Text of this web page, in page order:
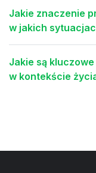
Jakie znaczenie
w jakich
Jakie są
w kontekście